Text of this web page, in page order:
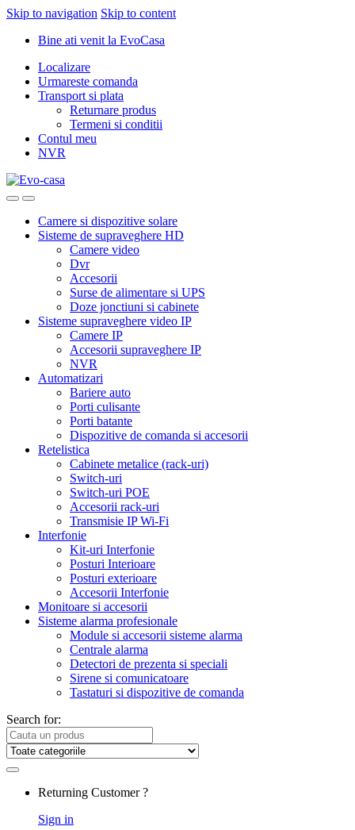
Skip to navigation Skip to content
Bine ati venit la EvoCasa
Localizare
Urmareste comanda
Transport si plata
Returnare produs
Termeni si conditii
Contul meu
NVR
Camere si dispozitive solare
Sisteme de supraveghere HD
Camere video
Dvr
Accesorii
Surse de alimentare si UPS
Doze jonctiuni si cabinete
Sisteme supraveghere video IP
Camere IP
Accesorii supraveghere IP
NVR
Automatizari
Bariere auto
Porti culisante
Porti batante
Dispozitive de comanda si accesorii
Retelistica
Cabinete metalice (rack-uri)
Switch-uri
Switch-uri POE
Accesorii rack-uri
Transmisie IP Wi-Fi
Interfonie
Kit-uri Interfonie
Posturi Interioare
Posturi exterioare
Accesorii Interfonie
Monitoare si accesorii
Sisteme alarma profesionale
Module si accesorii sisteme alarma
Centrale alarma
Detectori de prezenta si speciali
Sirene si comunicatoare
Tastaturi si dispozitive de comanda
Search for:
Returning Customer ?
Sign in